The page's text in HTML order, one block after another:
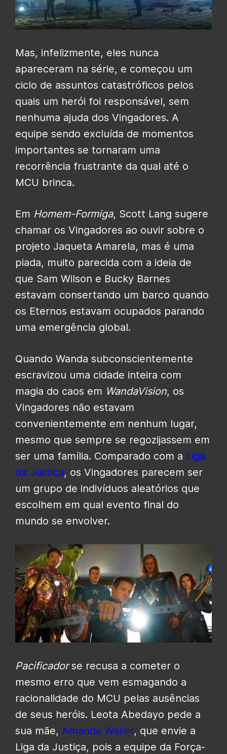
Mas, infelizmente, eles nunca
apareceram na série, e começou um
ciclo de assuntos catastróficos pelos
quais um herói foi responsável, sem
nenhuma ajuda dos Vingadores. A
equipe sendo excluída de momentos
importantes se tornaram uma
recorrência frustrante da qual até o
MCU brinca.
Em Homem-Formiga, Scott Lang sugere
chamar os Vingadores ao ouvir sobre o
projeto Jaqueta Amarela, mas é uma
piada, muito parecida com a ideia de
que Sam Wilson e Bucky Barnes
estavam consertando um barco quando
os Eternos estavam ocupados parando
uma emergência global.
Quando Wanda subconscientemente
escravizou uma cidade inteira com
magia do caos em WandaVision, os
Vingadores não estavam
convenientemente em nenhum lugar,
mesmo que sempre se regozijassem em
ser uma família. Comparado com a Liga
da Justiça, os Vingadores parecem ser
um grupo de indivíduos aleatórios que
escolhem em qual evento final do
mundo se envolver.
Pacificadorse recusa a cometer o
mesmo erro que vem esmagando a
racionalidade do MCU pelas ausências
de seus heróis. Leota Abedayo pede a
sua mãe, Amanda Waller, que envie a
Liga da Justiça, pois a equipe da Força-